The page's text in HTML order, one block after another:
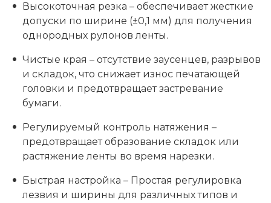
Высокоточная резка – обеспечивает жесткие
допуски по ширине (±0,1 мм) для получения
однородных рулонов ленты.
Чистые края – отсутствие заусенцев, разрывов
и складок, что снижает износ печатающей
головки и предотвращает застревание
бумаги.
Регулируемый контроль натяжения –
предотвращает образование складок или
растяжение ленты во время нарезки.
Быстрая настройка – Простая регулировка
лезвия и ширины для различных типов и